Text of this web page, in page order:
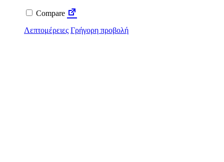
Compare
Λεπτομέρειες Γρήγορη προβολή